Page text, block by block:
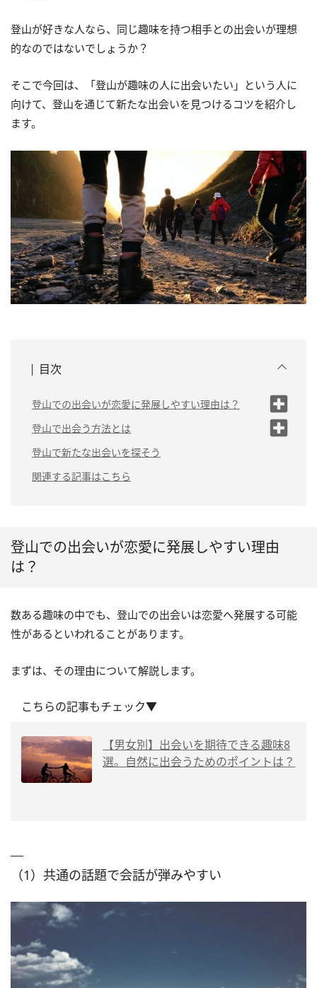
登山が好きな人なら、同じ趣味を持つ相手との出会いが理想
的なのではないでしょうか？
そこで今回は、「登山が趣味の人に出会いたい」という人に
向けて、登山を通じて新たな出会いを見つけるコツを紹介し
ます。
目次
登山での出会いが恋愛に発展しやすい理由は？
（1）共通の話題で会話が弾みやすい
（2）登山中の長い時間を一緒に過ご
せる
（3）助け合うことで距離が縮まりや
登山で出会う方法とは
（1）イベントなどに参加する
（2）登山サークルに入る
登山で新たな出会いを探そう
関連する記事はこちら
登山での出会いが恋愛に発展しやすい理由
は？
数ある趣味の中でも、登山での出会いは恋愛へ発展する可能
性があるといわれることがあります。
まずは、その理由について解説します。
こちらの記事もチェック▼
【男女別】出会いを期待できる趣味8
選。自然に出会うためのポイントは？
（1）共通の話題で会話が弾みやすい